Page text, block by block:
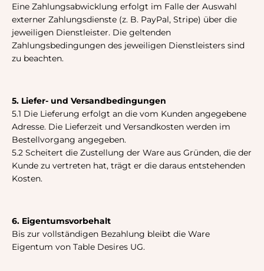
Eine Zahlungsabwicklung erfolgt im Falle der Auswahl
externer Zahlungsdienste (z. B. PayPal, Stripe) über die
jeweiligen Dienstleister. Die geltenden
Zahlungsbedingungen des jeweiligen Dienstleisters sind
zu beachten.
5. Liefer- und Versandbedingungen
5.1 Die Lieferung erfolgt an die vom Kunden angegebene
Adresse. Die Lieferzeit und Versandkosten werden im
Bestellvorgang angegeben.
5.2 Scheitert die Zustellung der Ware aus Gründen, die der
Kunde zu vertreten hat, trägt er die daraus entstehenden
Kosten.
6. Eigentumsvorbehalt
Bis zur vollständigen Bezahlung bleibt die Ware
Eigentum von Table Desires UG.